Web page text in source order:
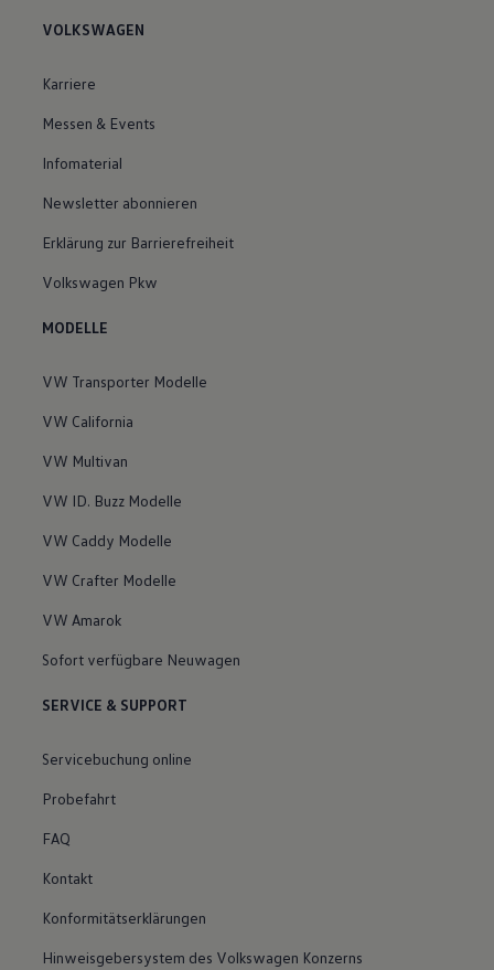
VOLKSWAGEN
Karriere
Messen & Events
Infomaterial
Newsletter abonnieren
Erklärung zur Barrierefreiheit
Volkswagen Pkw
MODELLE
VW Transporter Modelle
VW California
VW Multivan
VW ID. Buzz Modelle
VW Caddy Modelle
VW Crafter Modelle
VW Amarok
Sofort verfügbare Neuwagen
SERVICE & SUPPORT
Servicebuchung online
Probefahrt
FAQ
Kontakt
Konformitätserklärungen
Hinweisgebersystem des Volkswagen Konzerns